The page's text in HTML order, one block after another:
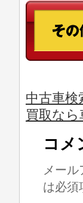
中古車
買取な
コメ
メー
は必須